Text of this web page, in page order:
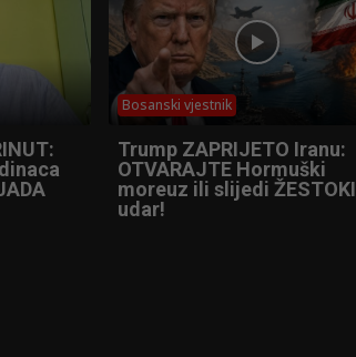
Bosanski vjestnik
Trump ZAPRIJETO Iranu:
OTVARAJTE Hormuški
moreuz ili slijedi ŽESTOKI
udar!